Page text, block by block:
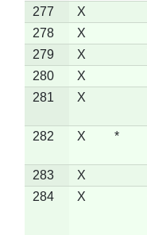
277
X
278
X
279
X
280
X
281
X
282 X *
283 X
284
X